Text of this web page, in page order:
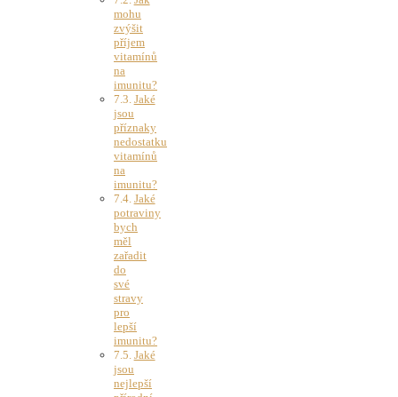
mohu
zvýšit
příjem
vitamínů
na
imunitu?
Jaké
jsou
příznaky
nedostatku
vitamínů
na
imunitu?
Jaké
potraviny
bych
měl
zařadit
do
své
stravy
pro
lepší
imunitu?
Jaké
jsou
nejlepší